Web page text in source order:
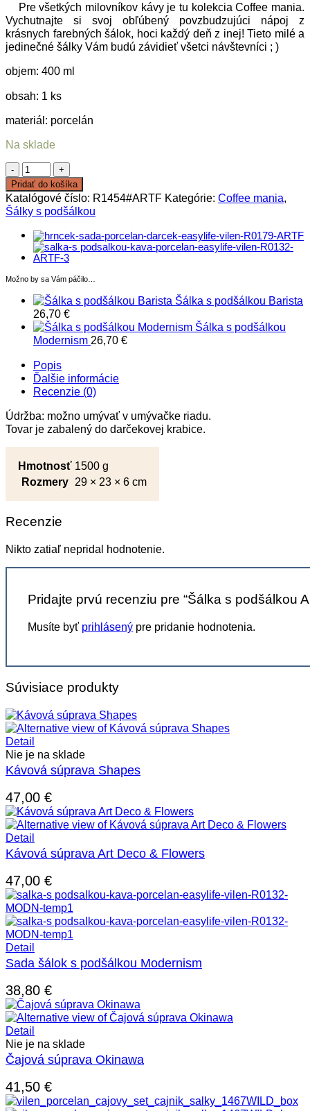
Pre všetkých milovníkov kávy je tu kolekcia Coffee mania.
Vychutnajte si svoj obľúbený povzbudzujúci nápoj z
krásnych farebných šálok, hoci každý deň z inej! Tieto milé a
jedinečné šálky Vám budú závidieť všetci návštevníci ; )
objem: 400 ml
obsah: 1 ks
materiál: porcelán
Na sklade
množstvo
Šálka
s
podšálkou
Art
deco
flowers
Pridať do košíka
Katalógové číslo: R1454#ARTF Kategórie: Coffee mania,
Šálky s podšálkou
Možno by sa Vám páčilo…
Šálka s podšálkou Barista
26,70 €
Šálka s podšálkou
Modernism 26,70 €
Popis
Ďalšie informácie
Recenzie (0)
Údržba: možno umývať v umývačke riadu.
Tovar je zabalený do darčekovej krabice.
Hmotnosť 1500 g
Rozmery 29 × 23 × 6 cm
Recenzie
Nikto zatiaľ nepridal hodnotenie.
Pridajte prvú recenziu pre “Šálka s podšálkou
Musíte byť prihlásený pre pridanie hodnotenia.
Súvisiace produkty
Detail
Nie je na sklade
Kávová súprava Shapes
47,00 €
Detail
Kávová súprava Art Deco & Flowers
47,00 €
Detail
Sada šálok s podšálkou Modernism
38,80 €
Detail
Nie je na sklade
Čajová súprava Okinawa
41,50 €